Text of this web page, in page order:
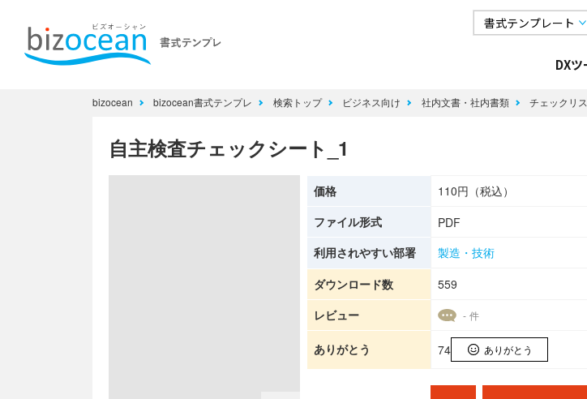
DX
bizocean bizocean書式テンプレ 検索トップ ビジネス向け 社内文書・社内書類 チェックリ
自主検査チェックシート_1
価格
110円（税込）
ファイル形式
PDF
利用されやすい部署
製造・技術
ダウンロード数
559
レビュー
- 件
ありがとう 74 ありがとう